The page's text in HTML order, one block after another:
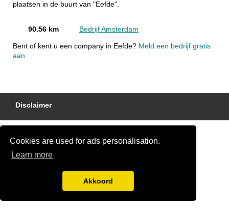
Cookies are used for ads personalisation.
Learn more
Akkoord
plaatsen in de buurt van "Eefde".
90.56 km Bedrijf Amsterdam
Bent of kent u een company in Eefde? Meld een bedrijf gratis
aan
Disclaimer